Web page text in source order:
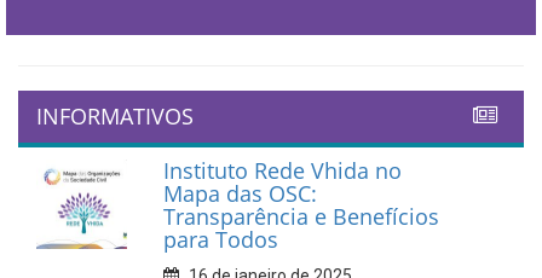
INFORMATIVOS
Instituto Rede Vhida no
Mapa das OSC:
Transparência e Benefícios
para Todos